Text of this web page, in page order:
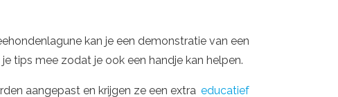
kan je een demonstratie van een
tips mee zodat je ook een handje kan helpen.
aangepast en krijgen ze een extra educatief